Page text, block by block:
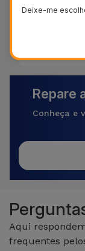
Repare
Conheça e
Aqui
frequentes
Deixe-me